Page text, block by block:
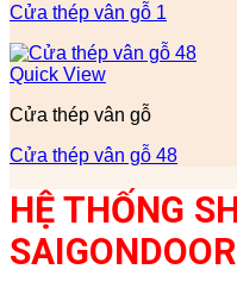
Cửa thép vân gỗ 1
Quick View
Cửa thép vân gỗ
Cửa thép vân gỗ 48
HỆ THỐNG
SAIGONDOOR